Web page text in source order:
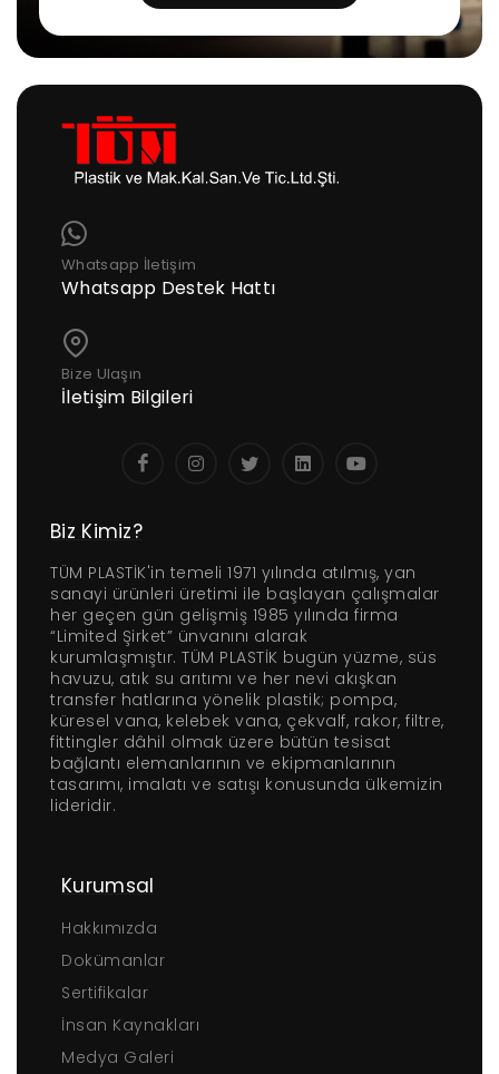
Whatsapp İletişim
Whatsapp Destek Hattı
Bize Ulaşın
İletişim Bilgileri
Biz Kimiz?
TÜM PLASTİK'in temeli 1971 yılında atılmış, yan
sanayi ürünleri üretimi ile başlayan çalışmalar
her geçen gün gelişmiş 1985 yılında firma
“Limited Şirket” ünvanını alarak
kurumlaşmıştır. TÜM PLASTİK bugün yüzme, süs
havuzu, atık su arıtımı ve her nevi akışkan
transfer hatlarına yönelik plastik; pompa,
küresel vana, kelebek vana, çekvalf, rakor, filtre,
fittingler dâhil olmak üzere bütün tesisat
bağlantı elemanlarının ve ekipmanlarının
tasarımı, imalatı ve satışı konusunda ülkemizin
lideridir.
Kurumsal
Hakkımızda
Dokümanlar
Sertifikalar
İnsan Kaynakları
Medya Galeri